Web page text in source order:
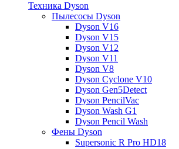
Техника Dyson
Пылесосы Dyson
Dyson V16
Dyson V15
Dyson V12
Dyson V11
Dyson V8
Dyson Cyclone V10
Dyson Gen5Detect
Dyson PencilVac
Dyson Wash G1
Dyson Pencil Wash
Фены Dyson
Supersonic R Pro HD18